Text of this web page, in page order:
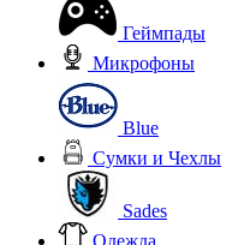
Геймпады
Микрофоны
Blue
Сумки и Чехлы
Sades
Одежда